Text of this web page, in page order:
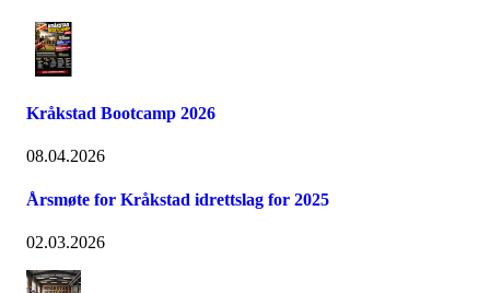
Kråkstad Bootcamp 2026
08.04.2026
Årsmøte for Kråkstad idrettslag for 2025
02.03.2026